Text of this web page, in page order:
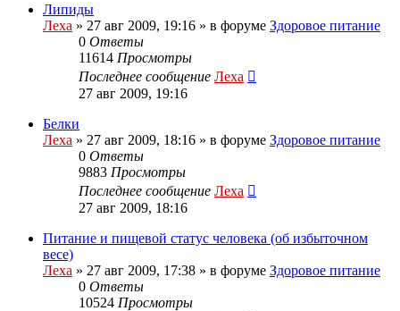
Липиды
Леха » 27 авг 2009, 19:16 » в форуме Здоровое питание
0 Ответы
11614 Просмотры
Последнее сообщение Леха
27 авг 2009, 19:16
Белки
Леха » 27 авг 2009, 18:16 » в форуме Здоровое питание
0 Ответы
9883 Просмотры
Последнее сообщение Леха
27 авг 2009, 18:16
Питание и пищевой статус человека (об избыточном
весе)
Леха » 27 авг 2009, 17:38 » в форуме Здоровое питание
0 Ответы
10524 Просмотры